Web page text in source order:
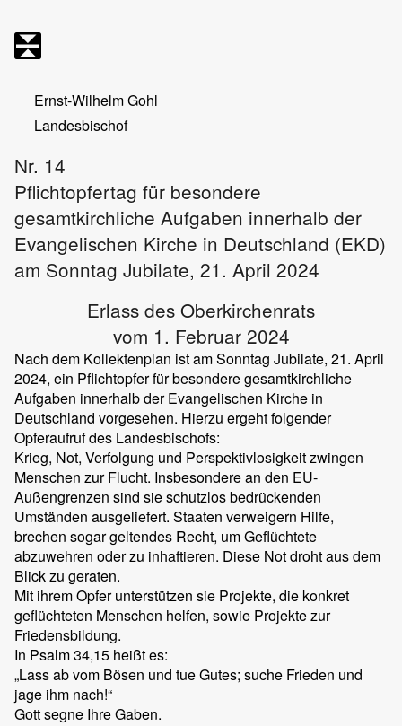
Ernst-Wilhelm Gohl
Landesbischof
Nr. 14
Pflichtopfertag für besondere
gesamtkirchliche Aufgaben innerhalb der
Evangelischen Kirche in Deutschland (EKD)
am Sonntag Jubilate, 21. April 2024
Erlass des Oberkirchenrats
vom 1. Februar 2024
Nach dem Kollektenplan ist am Sonntag Jubilate, 21. April
2024, ein Pflichtopfer für besondere gesamtkirchliche
Aufgaben innerhalb der Evangelischen Kirche in
Deutschland vorgesehen. Hierzu ergeht folgender
Opferaufruf des Landesbischofs:
Krieg, Not, Verfolgung und Perspektivlosigkeit zwingen
Menschen zur Flucht. Insbesondere an den EU-
Außengrenzen sind sie schutzlos bedrückenden
Umständen ausgeliefert. Staaten verweigern Hilfe,
brechen sogar geltendes Recht, um Geflüchtete
abzuwehren oder zu inhaftieren. Diese Not droht aus dem
Blick zu geraten.
Mit ihrem Opfer unterstützen sie Projekte, die konkret
geflüchteten Menschen helfen, sowie Projekte zur
Friedensbildung.
In Psalm 34,15 heißt es:
„Lass ab vom Bösen und tue Gutes; suche Frieden und
jage ihm nach!“
Gott segne Ihre Gaben.